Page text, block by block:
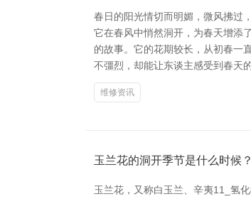
春日的阳光情切而明媚，微风拂过
它在春风中悄然洞开，为春天增添
的故事。它的花期较长，从初春一
不彊烈，却能让东谈主感受到春天
维修资讯
玉兰花的洞开季节是什么时候？
玉兰花，又称白玉兰、辛夷11_氢